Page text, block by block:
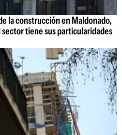
la construcción en Maldonado,
tiene sus particularidades